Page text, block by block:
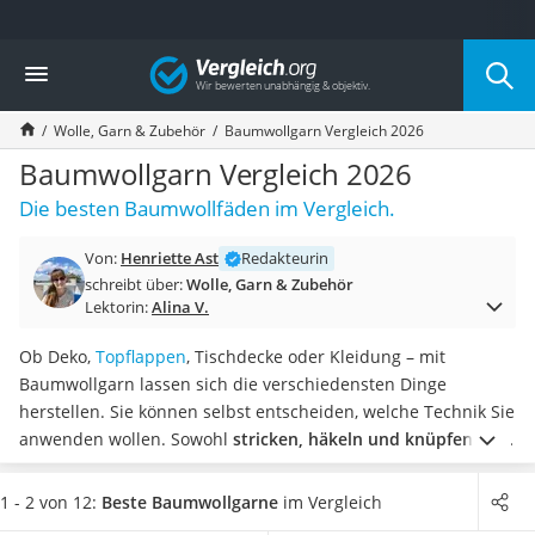
Die beliebtesten Vergleiche nach Kategorie
Freizeit & Sport
Gartentrampolin
Trampolin
Metalldetektor
Eufab-Fahrradträger
Trampolin 366 cm
Aluminium-Koffer
Futterboot
E-Bike-Dreirad
Trekkingschuhe Herren
Reisetasche mit Rollen
Klimmzugstation
Koffer
Nachtsichtgerät
Vergleich
Wolle, Garn & Zubehör Baumwollgarn Vergleich 2026
Baumwollgarn Vergleich 2026
Die besten Baumwollfäden im Vergleich.
Von: Henriette Ast
Redakteurin
schreibt über:Wolle, Garn & Zubehör
Lektorin:Alina V.
Ob Deko, Topflappen, Tischdecke oder Kleidung – mit
Baumwollgarn lassen sich die verschiedensten Dinge
herstellen. Sie können selbst entscheiden, welche Technik Sie
anwenden wollen. Sowohl stricken, häkeln und knüpfen als
auch das Nähen mit der Nähmaschineist möglich. Achten
Sie bei der Wahl auf die passenden Maße. Vor allem die
1 - 2 von 12: Beste Baumwollgarne im Vergleich